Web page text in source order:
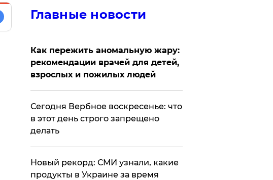
Главные новости
Как пережить аномальную жару:
рекомендации врачей для детей,
взрослых и пожилых людей
​Сегодня Вербное воскресенье: что
в этот день строго запрещено
делать
Новый рекорд: СМИ узнали, какие
продукты в Украине за время